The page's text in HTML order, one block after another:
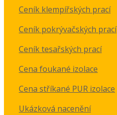
Ceník klempířských prací
Ceník pokrývačských prací
Ceník tesařských prací
Cena foukané izolace
Cena stříkané PUR izolace
Ukázková nacenění